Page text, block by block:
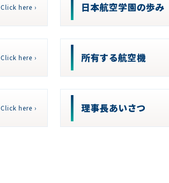
Click here › 日本航空学園の歩み
Click here › 所有する航空機
Click here › 理事長あいさつ